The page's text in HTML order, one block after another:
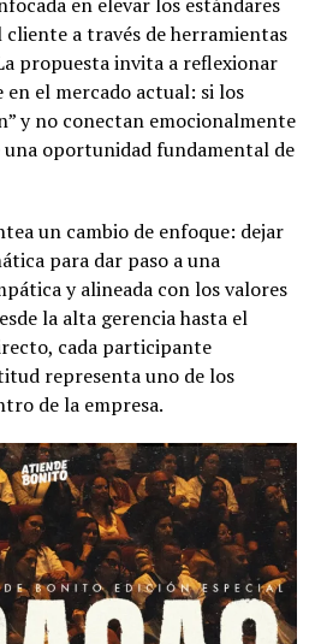
cliente a través de herramientas
propuesta invita a reflexionar
en el mercado actual: si los
y no conectan emocionalmente
oportunidad fundamental de
un cambio de enfoque: dejar
para dar paso a una
y alineada con los valores
la alta gerencia hasta el
cada participante
representa uno de los
de la empresa.